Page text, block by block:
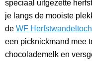
speciaal uitgezette
je langs de mooiste
de WF
een picknickmand mee
chocolademelk en